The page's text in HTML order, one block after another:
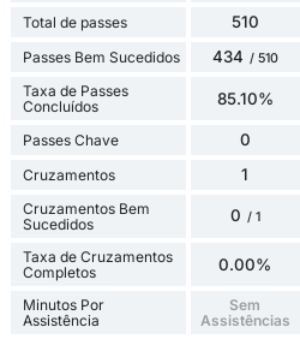
Total de passes 510
Passes Bem Sucedidos 434 / 510
Taxa de Passes
Concluídos
85.10%
Passes Chave 0
Cruzamentos 1
Cruzamentos Bem
Sucedidos
0 / 1
Taxa de Cruzamentos
Completos
0.00%
Minutos Por
Assistência
Sem
Assistências